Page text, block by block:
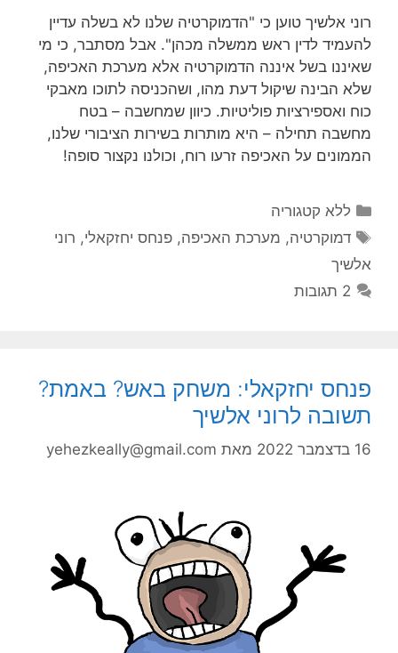
רוני אלשיך טוען כי "הדמוקרטיה שלנו לא בשלה עדיין
להעמיד לדין ראש ממשלה מכהן". אבל מסתבר, כי מי
שאיננו בשל איננה הדמוקרטיה אלא מערכת האכיפה,
שלא הבינה שיקול דעת מהו, ושהכניסה לתוכו מאבקי
כוח ואספירציות פוליטיות. כיוון שמחשבה – בטח
מחשבה תחילה – היא מותרות בשירות הציבורי שלנו,
הממונים על האכיפה זרעו רוח, וכולנו נקצור סופה!
קטגוריות
ללא קטגוריה
תגיות
דמוקרטיה, מערכת האכיפה,פנחס יחזקאלי, רוני
אלשיך
2 תגובות
פנחס יחזקאלי: משחק באש? באמת?
תשובה לרוני אלשיך
16 בדצמבר 2022 מאת yehezkeally@gmail.com